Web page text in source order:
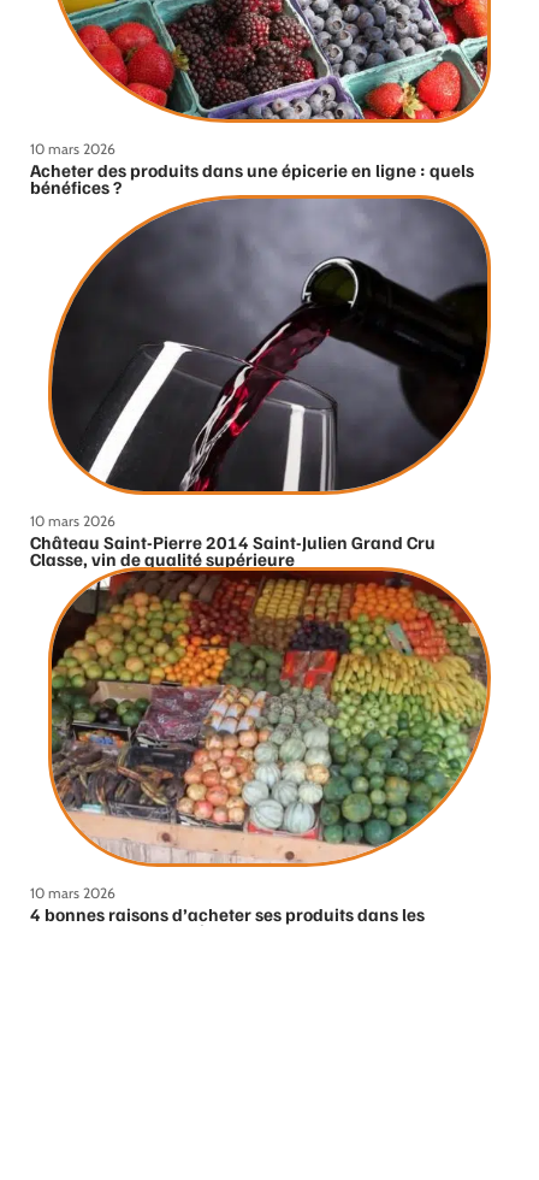
10 mars 2026
Acheter des produits dans une épicerie en ligne : quels
bénéfices ?
10 mars 2026
Château Saint-Pierre 2014 Saint-Julien Grand Cru
Classe, vin de qualité supérieure
10 mars 2026
4 bonnes raisons d’acheter ses produits dans les
commerces du quartier